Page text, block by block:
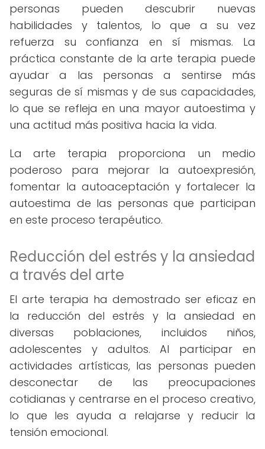
personas pueden descubrir nuevas
habilidades y talentos, lo que a su vez
refuerza su confianza en sí mismas. La
práctica constante de la arte terapia puede
ayudar a las personas a sentirse más
seguras de sí mismas y de sus capacidades,
lo que se refleja en una mayor autoestima y
una actitud más positiva hacia la vida.
La arte terapia proporciona un medio
poderoso para mejorar la autoexpresión,
fomentar la autoaceptación y fortalecer la
autoestima de las personas que participan
en este proceso terapéutico.
Reducción del estrés y la ansiedad
a través del arte
El arte terapia ha demostrado ser eficaz en
la reducción del estrés y la ansiedad en
diversas poblaciones, incluidos niños,
adolescentes y adultos. Al participar en
actividades artísticas, las personas pueden
desconectar de las preocupaciones
cotidianas y centrarse en el proceso creativo,
lo que les ayuda a relajarse y reducir la
tensión emocional.